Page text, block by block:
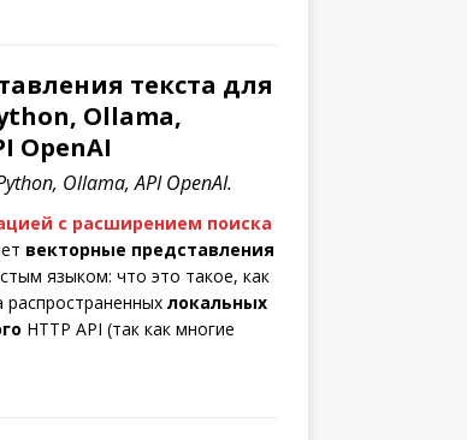
текста для
Ollama,
OpenAI
Ollama, API OpenAI.
с расширением поиска
векторные представления
языком: что это такое, как
локальных
HTTP API (так как многие